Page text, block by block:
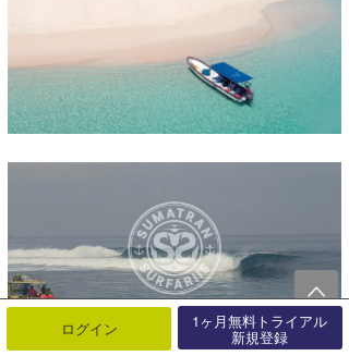
ログイン 1ヶ月無料トライアル
新規登録